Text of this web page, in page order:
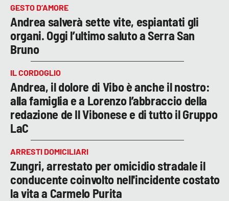
GESTO D’AMORE
Andrea salverà sette vite, espiantati gli
organi. Oggi l’ultimo saluto a Serra San
Bruno
IL CORDOGLIO
Andrea, il dolore di Vibo è anche il nostro:
alla famiglia e a Lorenzo l’abbraccio della
redazione de Il Vibonese e di tutto il Gruppo
LaC
ARRESTI DOMICILIARI
Zungri, arrestato per omicidio stradale il
conducente coinvolto nell'incidente costato
la vita a Carmelo Purita